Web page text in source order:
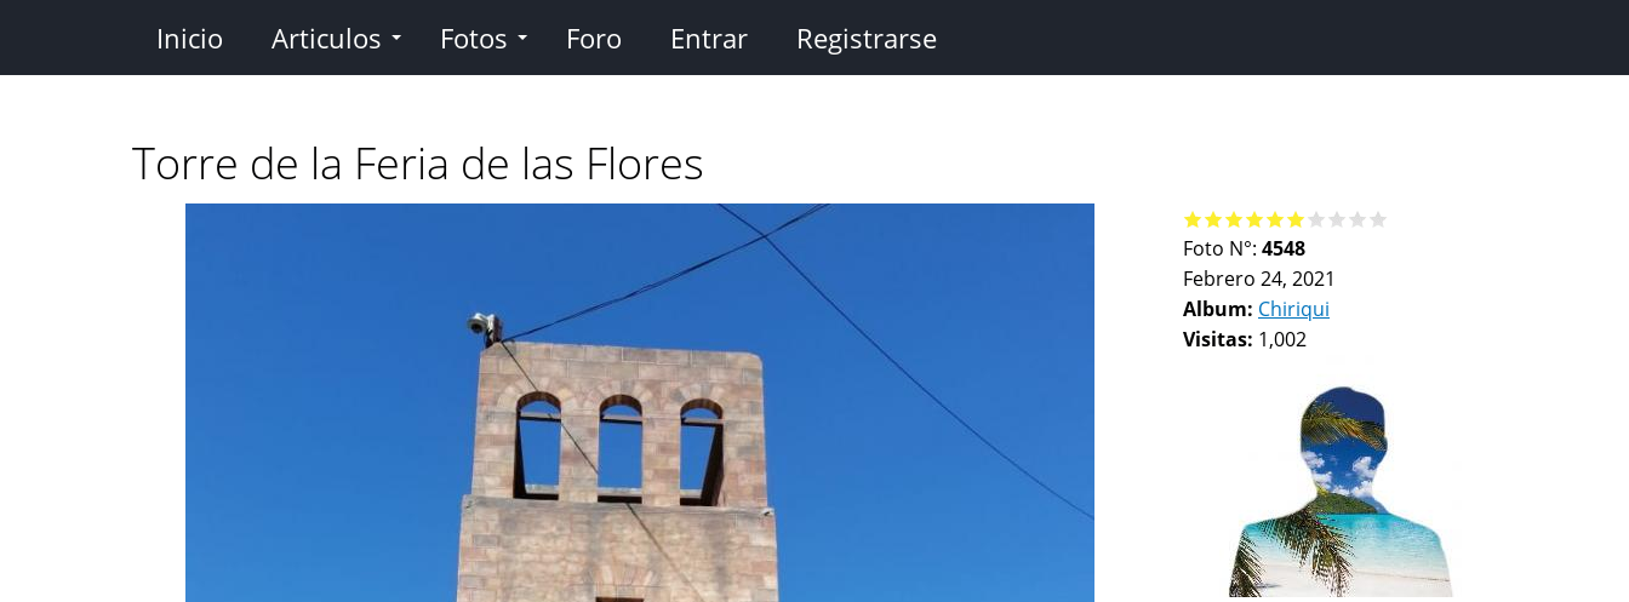
contenido
Inicio Articulos Fotos Foro Entrar Registrarse
Torre de la Feria de las Flores
Foto N°: 4548
Febrero 24, 2021
Album: Chiriqui
Visitas: 1,002